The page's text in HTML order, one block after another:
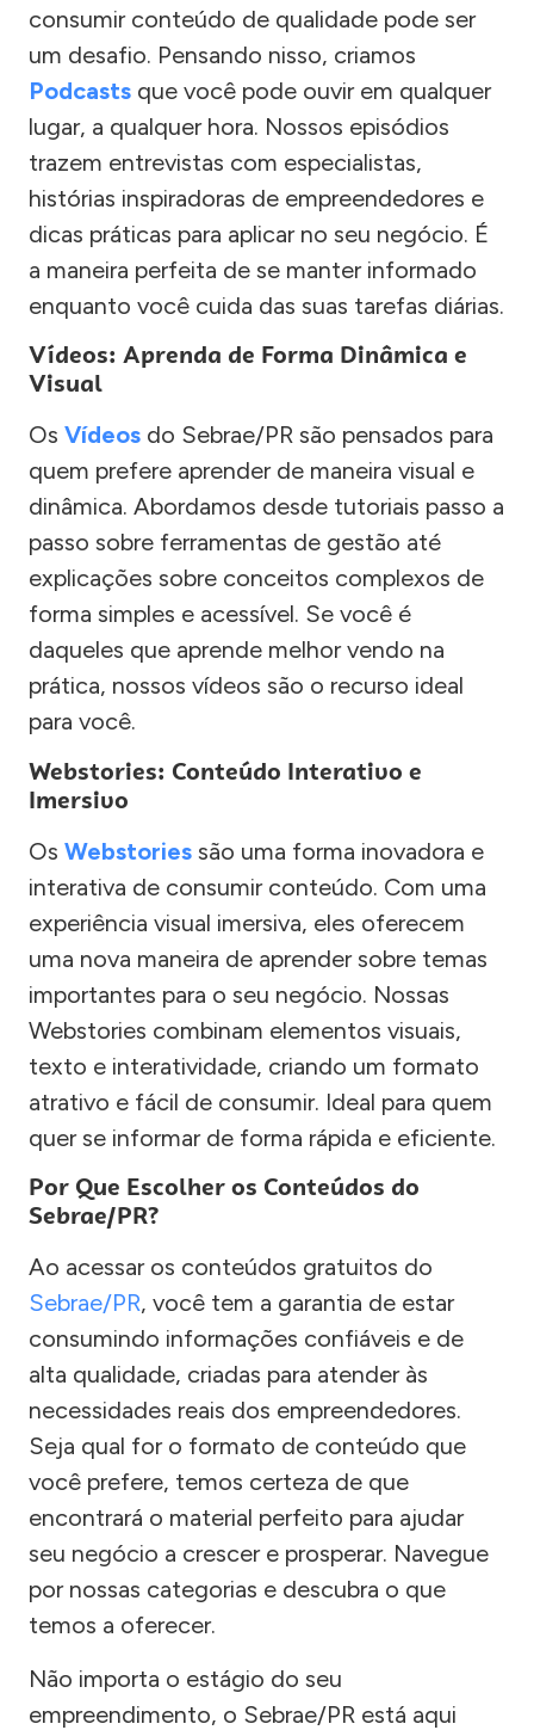
consumir conteúdo de qualidade pode ser
um desafio. Pensando nisso, criamos
Podcasts que você pode ouvir em qualquer
lugar, a qualquer hora. Nossos episódios
trazem entrevistas com especialistas,
histórias inspiradoras de empreendedores e
dicas práticas para aplicar no seu negócio. É
a maneira perfeita de se manter informado
enquanto você cuida das suas tarefas diárias.
Vídeos: Aprenda de Forma Dinâmica e
Visual
Os Vídeos do Sebrae/PR são pensados para
quem prefere aprender de maneira visual e
dinâmica. Abordamos desde tutoriais passo a
passo sobre ferramentas de gestão até
explicações sobre conceitos complexos de
forma simples e acessível. Se você é
daqueles que aprende melhor vendo na
prática, nossos vídeos são o recurso ideal
para você.
Webstories: Conteúdo Interativo e
Imersivo
Os Webstories são uma forma inovadora e
interativa de consumir conteúdo. Com uma
experiência visual imersiva, eles oferecem
uma nova maneira de aprender sobre temas
importantes para o seu negócio. Nossas
Webstories combinam elementos visuais,
texto e interatividade, criando um formato
atrativo e fácil de consumir. Ideal para quem
quer se informar de forma rápida e eficiente.
Por Que Escolher os Conteúdos do
Sebrae/PR?
Ao acessar os conteúdos gratuitos do
Sebrae/PR, você tem a garantia de estar
consumindo informações confiáveis e de
alta qualidade, criadas para atender às
necessidades reais dos empreendedores.
Seja qual for o formato de conteúdo que
você prefere, temos certeza de que
encontrará o material perfeito para ajudar
seu negócio a crescer e prosperar. Navegue
por nossas categorias e descubra o que
temos a oferecer.
Não importa o estágio do seu
empreendimento, o Sebrae/PR está aqui